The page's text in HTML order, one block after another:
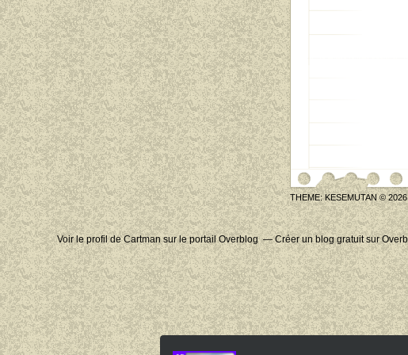
THEME: KESEMUTAN ©
Voir le profil deCartmansur le portail Overblog Créer un blog gratuit sur